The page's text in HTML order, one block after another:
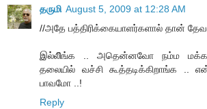
தருமி August 5, 2009 at 12:28 AM
//அதே பத்திரிக்கையாளர்களால் தான்
இல்லீிங்க .. அதென்னவோ நம்ம
தலையில் வச்சி கூத்தடிக்கிறாங்க
பாவமோ ..!
Reply